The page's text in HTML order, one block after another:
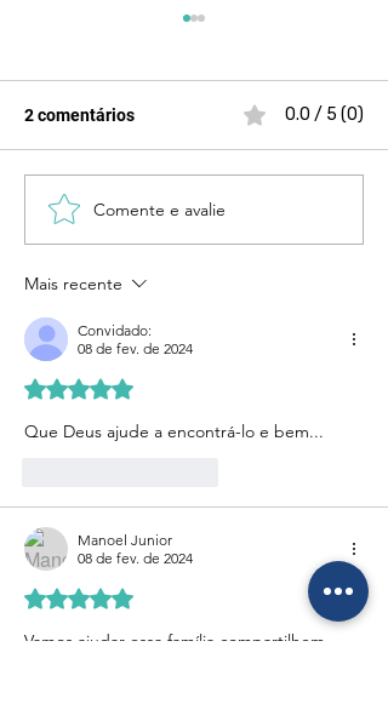
Acolher vítimas sem
julgamento é salvar vidas,
2 comentários 0.0 / 5 (0)
Comente e avalie
Mais recente
Convidado:
08 de fev. de 2024
Avaliado com 5 de 5 estrelas.
Que Deus ajude a encontrá-lo e bem...
Manoel Junior
08 de fev. de 2024
Avaliado com 5 de 5 estrelas.
Vamos ajudar essa família compartilhem